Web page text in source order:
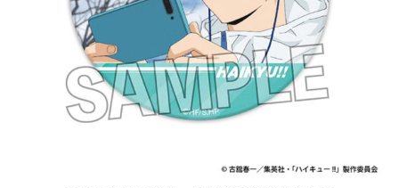
由本公司與您本人進行分期帳單所需資料之確認、核對及更正。
3.完整用戶服務條款，請詳閱以下連結：https://oppay.tw/userRule
每筆NT$120，滿NT$3,000(含以上)免運費
預購-宅配(離島)(舊)
每筆NT$160，滿NT$3,000(含以上)免運費
東海門市自取，需自備購物袋取貨唷。